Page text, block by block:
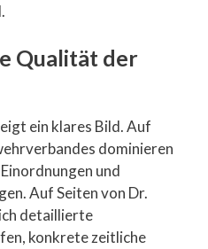
Qualität der
ein klares Bild. Auf
dominieren
und
Auf Seiten von Dr.
detaillierte
konkrete zeitliche